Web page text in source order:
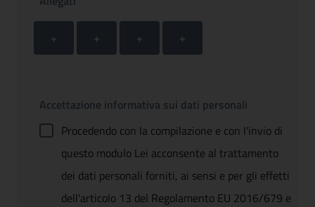
+ + + +
Accettazione informativa sui dati personali
Procedendo con la compilazione e con l'invio di
questo modulo Lei acconsente al trattamento
dei dati personali forniti, ai sensi e per gli effetti
dell'articolo 13 del Regolamento EU 2016/679 e